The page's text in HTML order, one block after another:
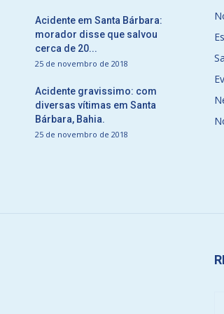
Acidente em Santa Bárbara:
morador disse que salvou
cerca de 20...
25 de novembro de 2018
Acidente gravissimo: com
diversas vítimas em Santa
Bárbara, Bahia.
25 de novembro de 2018